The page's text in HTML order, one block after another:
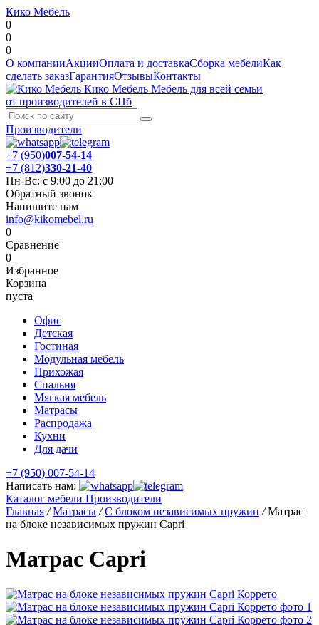
Кико Мебель
0
0
0
О компанииАкцииОплата и доставкаСборка мебелиКак
сделать заказГарантияОтзывыКонтакты
Кико Мебель Мебель для всей семьи
от производителей в СПб
Производители
+7 (950)007-54-14
+7 (812)330-21-40
Пн-Вс: с 9:00 до 21:00
Обратный звонок
Напишите нам
info@kikomebel.ru
0
Сравнение
0
Избранное
Корзина
пуста
Офис
Детская
Гостиная
Модульная мебель
Прихожая
Спальня
Мягкая мебель
Матрасы
Распродажа
Кухни
Для дачи
+7 (950) 007-54-14
Написать нам:
Каталог мебели Производители
Главная / Матрасы / С блоком независимых пружин / Матрас
на блоке независимых пружин Capri
Матрас Capri